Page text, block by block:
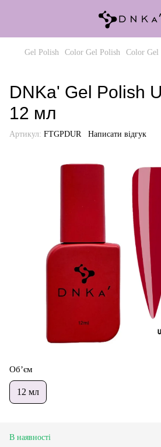
Gel Polish Color Gel Polish Color Gel
DNKa' Gel Polish
12 мл
Артикул: FTGPDUR Написати відгук
Об’єм
12 мл
В наявності